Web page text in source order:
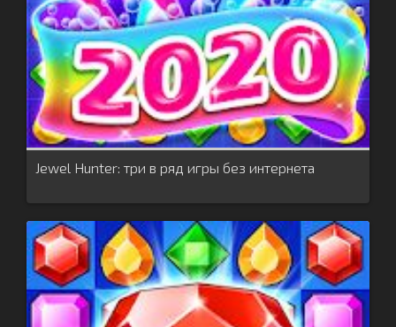
Jewel Hunter: три в ряд игры без интернета